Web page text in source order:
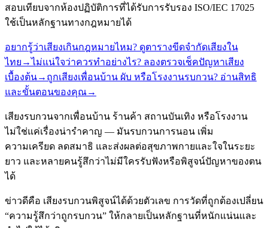
สอบเทียบจากห้องปฏิบัติการที่ได้รับการรับรอง ISO/IEC 17025
ใช้เป็นหลักฐานทางกฎหมายได้
อยากรู้ว่าเสียงเกินกฎหมายไหม? ดูตารางขีดจำกัดเสียงใน
ไทย →ไม่แน่ใจว่าควรทำอย่างไร? ลองตรวจเช็คปัญหาเสียง
เบื้องต้น→ ถูกเสียงเพื่อนบ้าน ผับ หรือโรงงานรบกวน? อ่านสิทธิ
และขั้นตอนของคุณ→
เสียงรบกวนจากเพื่อนบ้าน ร้านค้า สถานบันเทิง หรือโรงงาน
ไม่ใช่แค่เรื่องน่ารำคาญ — มันรบกวนการนอน เพิ่ม
ความเครียด ลดสมาธิ และส่งผลต่อสุขภาพกายและใจในระยะ
ยาว และหลายคนรู้สึกว่าไม่มีใครรับฟังหรือพิสูจน์ปัญหาของตน
ได้
ข่าวดีคือ เสียงรบกวนพิสูจน์ได้ด้วยตัวเลข การวัดที่ถูกต้องเปลี่ยน
“ความรู้สึกว่าถูกรบกวน” ให้กลายเป็นหลักฐานที่หนักแน่นและ